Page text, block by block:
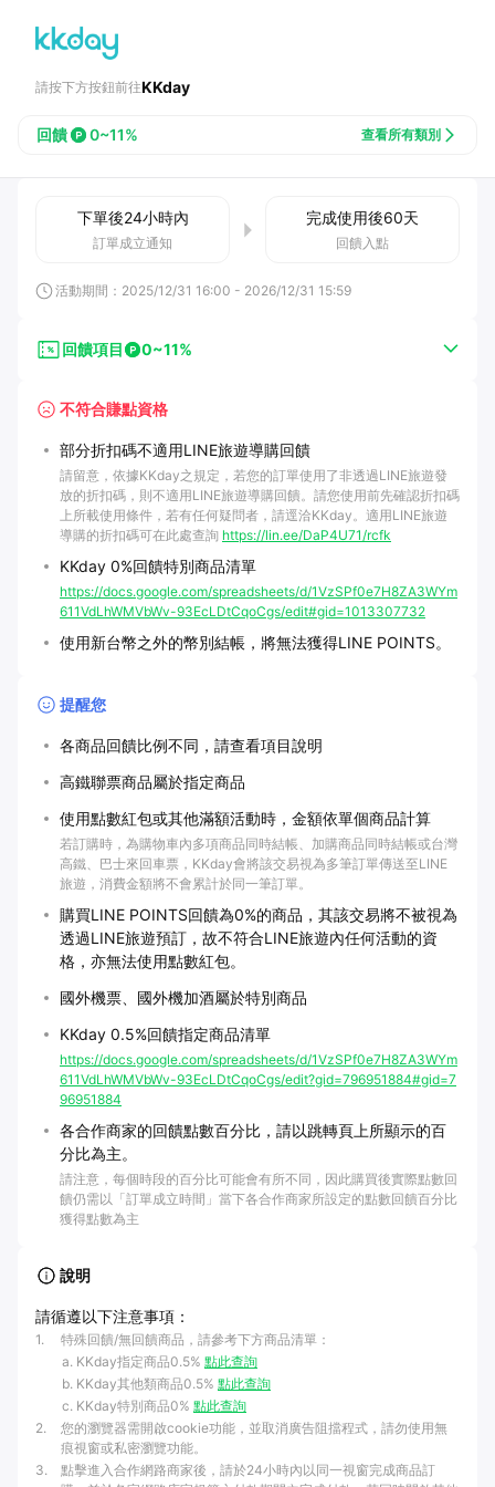
請按下方按鈕前往KKday
回饋 0~11% 查看所有類別
下單後24小時內
訂單成立通知
完成使用後60天
回饋入點
活動期間： 2025/12/31 16:00 - 2026/12/31 15:59
回饋項目 0~11%
不符合賺點資格
部分折扣碼不適用LINE旅遊導購回饋
請留意，依據KKday之規定，若您的訂單使用了非透過LINE旅遊發
放的折扣碼，則不適用LINE旅遊導購回饋。請您使用前先確認折扣碼
上所載使用條件，若有任何疑問者，請逕洽KKday。適用LINE旅遊
導購的折扣碼可在此處查詢 https://lin.ee/DaP4U71/rcfk
KKday 0%回饋特別商品清單
https://docs.google.com/spreadsheets/d/1VzSPf0e7H8ZA3WYm
611VdLhWMVbWv-93EcLDtCqoCgs/edit#gid=1013307732
使用新台幣之外的幣別結帳，將無法獲得LINE POINTS。
提醒您
各商品回饋比例不同，請查看項目說明
高鐵聯票商品屬於指定商品
使用點數紅包或其他滿額活動時，金額依單個商品計算
若訂購時，為購物車內多項商品同時結帳、加購商品同時結帳或台灣
高鐵、巴士來回車票，KKday會將該交易視為多筆訂單傳送至LINE
旅遊，消費金額將不會累計於同一筆訂單。
購買LINE POINTS回饋為0%的商品，其該交易將不被視為
透過LINE旅遊預訂，故不符合LINE旅遊內任何活動的資
格，亦無法使用點數紅包。
國外機票、國外機加酒屬於特別商品
KKday 0.5%回饋指定商品清單
https://docs.google.com/spreadsheets/d/1VzSPf0e7H8ZA3WYm
611VdLhWMVbWv-93EcLDtCqoCgs/edit?gid=796951884#gid=7
96951884
各合作商家的回饋點數百分比，請以跳轉頁上所顯示的百
分比為主。
請注意，每個時段的百分比可能會有所不同，因此購買後實際點數回
饋仍需以「訂單成立時間」當下各合作商家所設定的點數回饋百分比
獲得點數為主
說明
請循遵以下注意事項：
1.
特殊回饋/無回饋商品，請參考下方商品清單：
KKday指定商品0.5% 點此查詢
KKday其他類商品0.5% 點此查詢
KKday特別商品0% 點此查詢
2.
您的瀏覽器需開啟cookie功能，並取消廣告阻擋程式，請勿使用無
痕視窗或私密瀏覽功能。
3.
點擊進入合作網路商家後，請於24小時內以同一視窗完成商品訂